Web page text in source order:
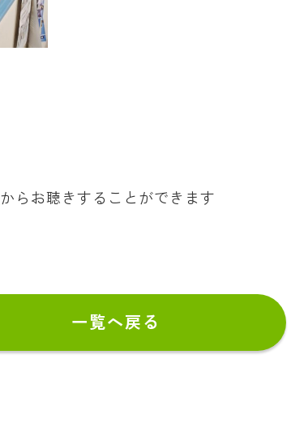
からお聴きすることができます
一覧へ戻る